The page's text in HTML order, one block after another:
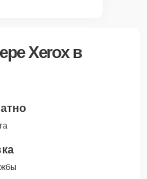
Xerox в